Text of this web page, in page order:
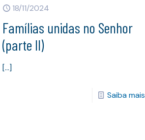
18/11/2024
Famílias unidas no Senhor
(parte II)
[…]
Saiba mais